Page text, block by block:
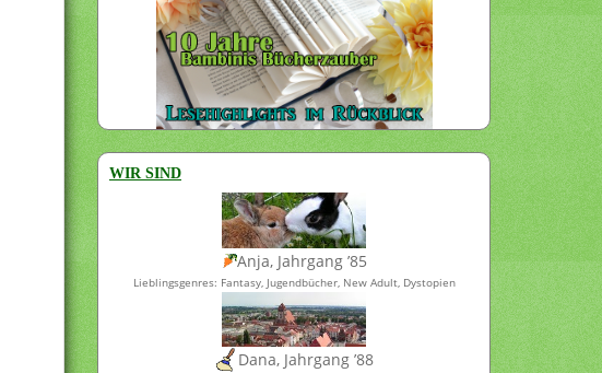
WIR SIND
Anja, Jahrgang ’85
Lieblingsgenres: Fantasy, Jugendbücher, New Adult, Dystopien
Dana, Jahrgang ’88